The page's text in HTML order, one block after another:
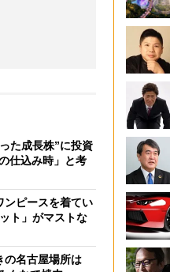
た成長株”に投資
仕込み時」と考
ピースを着てい
ト」がマストな
の名古屋場所は